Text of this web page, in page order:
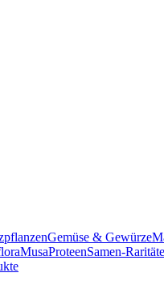
Gemüse & Gewürze
MusaProteenSamen-